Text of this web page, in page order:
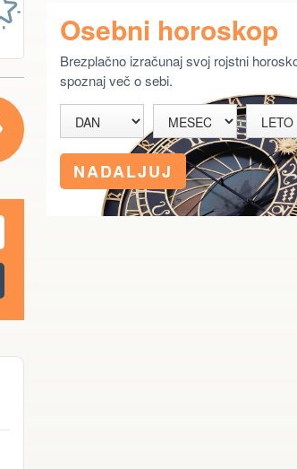
Osebni horoskop
Brezplačno izračunaj svoj rojstni
spoznaj več o sebi.